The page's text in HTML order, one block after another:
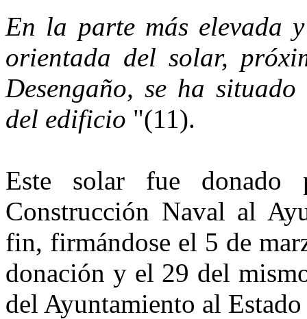
En la parte más elevada
orientada del solar,
Desengaño, se ha
del edificio "(11).
Este solar fue donado
Construcción Naval al
fin, firmándose el 5 de
donación y el 29 del
del Ayuntamiento al